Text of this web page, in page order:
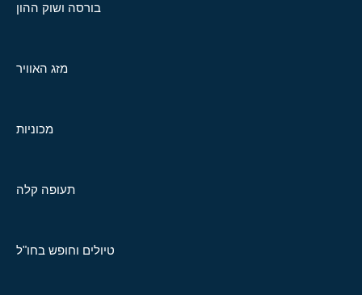
בורסה ושוק ההון
מזג האוויר
מכוניות
תעופה קלה
טיולים וחופש בחו"ל